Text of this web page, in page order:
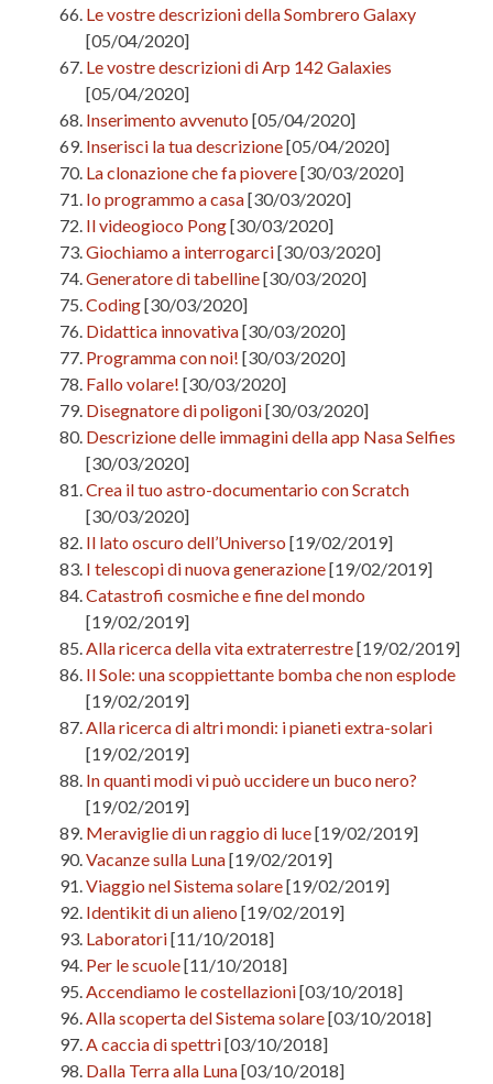
Le vostre descrizioni della Sombrero Galaxy
[05/04/2020]
Le vostre descrizioni di Arp 142 Galaxies
[05/04/2020]
Inserimento avvenuto [05/04/2020]
Inserisci la tua descrizione[05/04/2020]
La clonazione che fa piovere[30/03/2020]
Io programmo a casa[30/03/2020]
Il videogioco Pong[30/03/2020]
Giochiamo a interrogarci[30/03/2020]
Generatore di tabelline[30/03/2020]
Coding[30/03/2020]
Didattica innovativa[30/03/2020]
Programma con noi! [30/03/2020]
Fallo volare! [30/03/2020]
Disegnatore di poligoni[30/03/2020]
Descrizione delle immagini della app Nasa Selfies
[30/03/2020]
Crea il tuo astro-documentario con Scratch
[30/03/2020]
Il lato oscuro dell’Universo [19/02/2019]
I telescopi di nuova generazione[19/02/2019]
Catastrofi cosmiche e fine del mondo
[19/02/2019]
Alla ricerca della vita extraterrestre[19/02/2019]
Il Sole: una scoppiettante bomba che non esplode
[19/02/2019]
Alla ricerca di altri mondi: i pianeti extra-solari
[19/02/2019]
In quanti modi vi può uccidere un buco nero?
[19/02/2019]
Meraviglie di un raggio di luce[19/02/2019]
Vacanze sulla Luna[19/02/2019]
Viaggio nel Sistema solare[19/02/2019]
Identikit di un alieno [19/02/2019]
Laboratori[11/10/2018]
Per le scuole[11/10/2018]
Accendiamo le costellazioni[03/10/2018]
Alla scoperta del Sistema solare[03/10/2018]
A caccia di spettri[03/10/2018]
Dalla Terra alla Luna[03/10/2018]